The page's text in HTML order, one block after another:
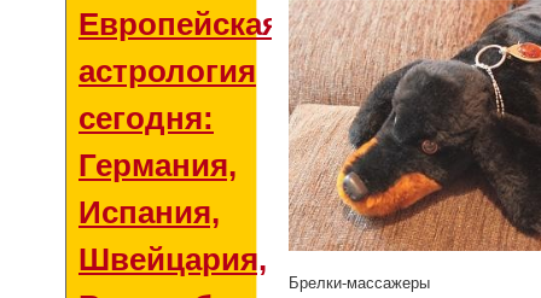
Европейская
астрология
сегодня:
Германия,
Испания,
Швейцария,
Брелки-массажеры